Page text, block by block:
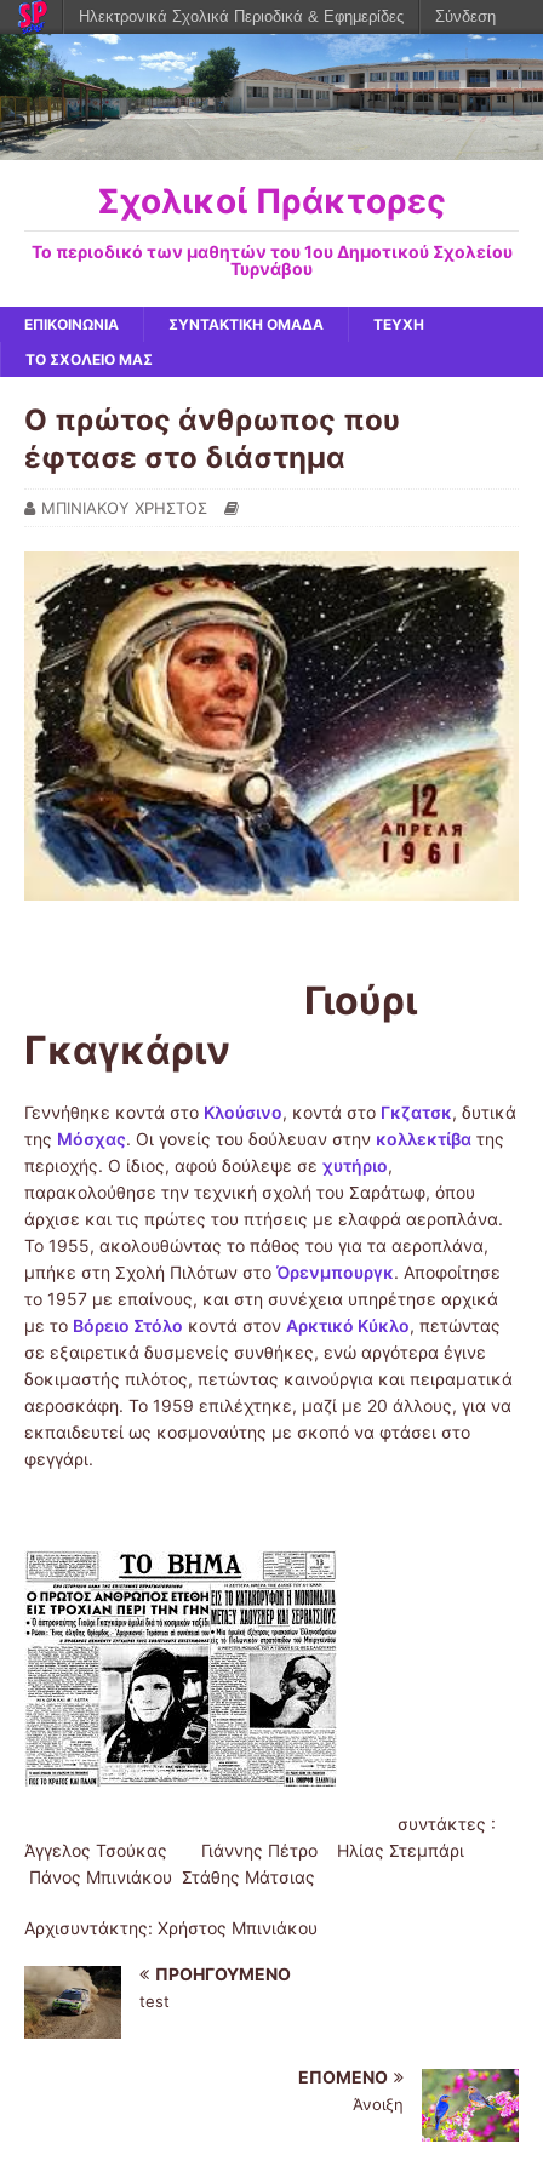
Σχολικοί Πράκτορες
Το περιοδικό των μαθητών του 1ου Δημοτικού Σχολείου
Τυρνάβου
ΕΠΙΚΟΙΝΩΝΙΑ ΣΥΝΤΑΚΤΙΚΗ ΟΜΑΔΑ
ΤΕΥΧΗ
ΤΟ ΣΧΟΛΕΙΟ ΜΑΣ
Ο πρώτος άνθρωπος που
έφτασε στο διάστημα
ΜΠΙΝΙΑΚΟΥ ΧΡΗΣΤΟΣ
Γιούρι
Γκαγκάριν
Γεννήθηκε κοντά στο Κλούσινο, κοντά στο Γκζατσκ, δυτικά
της Μόσχας. Οι γονείς του δούλευαν στην κολλεκτίβα της
περιοχής. Ο ίδιος, αφού δούλεψε σε χυτήριο,
παρακολούθησε την τεχνική σχολή του Σαράτωφ, όπου
άρχισε και τις πρώτες του πτήσεις με ελαφρά αεροπλάνα.
Το 1955, ακολουθώντας το πάθος του για τα αεροπλάνα,
μπήκε στη Σχολή Πιλότων στο Όρενμπουργκ. Αποφοίτησε
το 1957 με επαίνους, και στη συνέχεια υπηρέτησε αρχικά
με το Βόρειο Στόλο κοντά στον Αρκτικό Κύκλο, πετώντας
σε εξαιρετικά δυσμενείς συνθήκες, ενώ αργότερα έγινε
δοκιμαστής πιλότος, πετώντας καινούργια και πειραματικά
αεροσκάφη. Το 1959 επιλέχτηκε, μαζί με 20 άλλους, για να
εκπαιδευτεί ως κοσμοναύτης με σκοπό να φτάσει στο
φεγγάρι.
συντάκτες :
Άγγελος Τσούκας Γιάννης Πέτρο Ηλίας Στεμπάρι
Πάνος Μπινιάκου Στάθης Μάτσιας
Αρχισυντάκτης: Χρήστος Μπινιάκου
ΠΡΟΗΓΟΎΜΕΝΟ
test
ΕΠΌΜΕΝΟ
Άνοιξη
Ηλεκτρονικά Σχολικά Περιοδικά & Εφημερίδες Σύνδεση